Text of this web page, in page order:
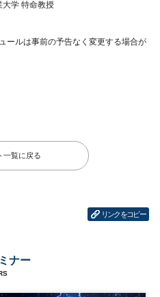
大学 特命教授
ールは事前の予告なく変更する場合が
一覧に戻る
リンクをコピー
ナー